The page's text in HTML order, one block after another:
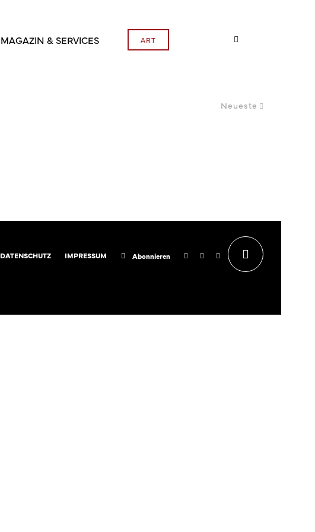
MAGAZIN & SERVICES ART
Neueste
DATENSCHUTZ IMPRESSUM Abonnieren